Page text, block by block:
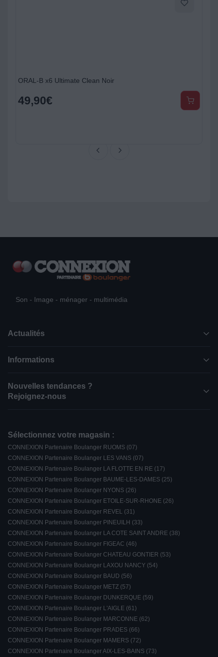
ORAL-B x6 Ultimate Clean Noir
49,90€
Son - Image - ménager - multimédia
Actualités
Informations
Nouvelles tendances ?
Rejoignez-nous
Sélectionnez votre magasin :
CONNEXION Partenaire Boulanger RUOMS (07)
CONNEXION Partenaire Boulanger LES VANS (07)
CONNEXION Partenaire Boulanger LA FLOTTE EN RE (17)
CONNEXION Partenaire Boulanger BAUME-LES-DAMES (25)
CONNEXION Partenaire Boulanger NYONS (26)
CONNEXION Partenaire Boulanger ETOILE-SUR-RHONE (26)
CONNEXION Partenaire Boulanger REVEL (31)
CONNEXION Partenaire Boulanger PINEUILH (33)
CONNEXION Partenaire Boulanger LA COTE SAINT ANDRE (38)
CONNEXION Partenaire Boulanger FIGEAC (46)
CONNEXION Partenaire Boulanger CHATEAU GONTIER (53)
CONNEXION Partenaire Boulanger LAXOU NANCY (54)
CONNEXION Partenaire Boulanger BAUD (56)
CONNEXION Partenaire Boulanger METZ (57)
CONNEXION Partenaire Boulanger DUNKERQUE (59)
CONNEXION Partenaire Boulanger L'AIGLE (61)
CONNEXION Partenaire Boulanger MARCONNE (62)
CONNEXION Partenaire Boulanger PRADES (66)
CONNEXION Partenaire Boulanger MAMERS (72)
CONNEXION Partenaire Boulanger AIX-LES-BAINS (73)